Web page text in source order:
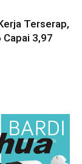
Terserap,
3,97